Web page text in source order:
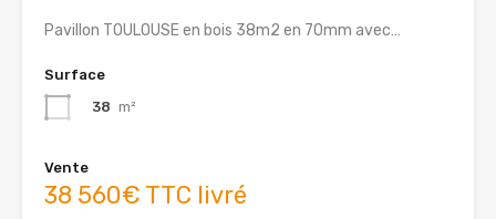
Pavillon TOULOUSE en bois 38m2 en 70mm avec…
Surface
38 m²
Vente
38 560€ TTC livré